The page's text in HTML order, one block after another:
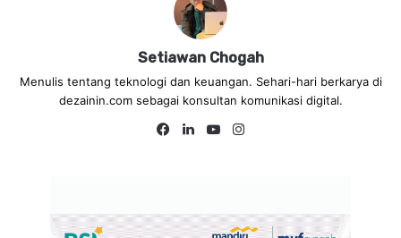
Setiawan Chogah
Menulis tentang teknologi dan keuangan. Sehari-hari berkarya di
dezainin.com sebagai konsultan komunikasi digital.
Fa
Lin
Yo